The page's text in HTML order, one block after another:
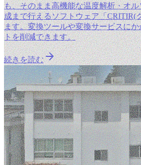
も、そのまま高機能な温度解析・オ
成まで行えるソフトウェア「CRITIR(
ます。変換ツールや変換サービスに
トを削減できます。
続きを読む